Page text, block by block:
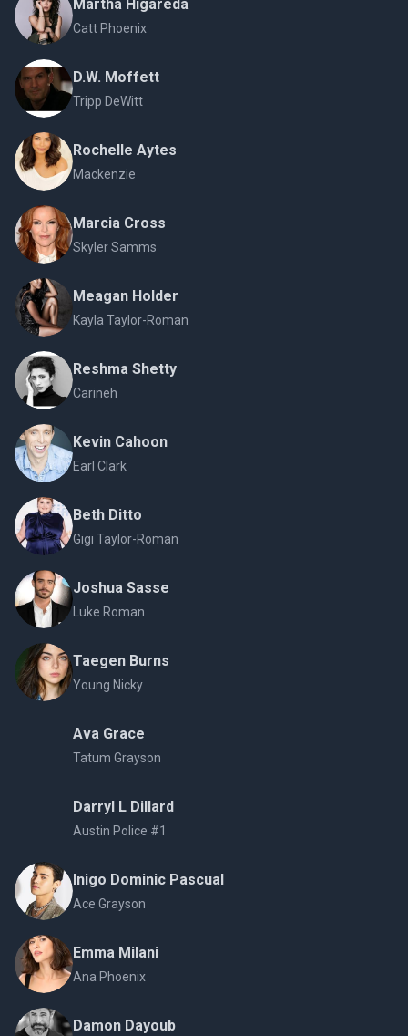
Martha Higareda
Catt Phoenix
D.W. Moffett
Tripp DeWitt
Rochelle Aytes
Mackenzie
Marcia Cross
Skyler Samms
Meagan Holder
Kayla Taylor-Roman
Reshma Shetty
Carineh
Kevin Cahoon
Earl Clark
Beth Ditto
Gigi Taylor-Roman
Joshua Sasse
Luke Roman
Taegen Burns
Young Nicky
Ava Grace
Tatum Grayson
Darryl L Dillard
Austin Police #1
Inigo Dominic Pascual
Ace Grayson
Emma Milani
Ana Phoenix
Damon Dayoub